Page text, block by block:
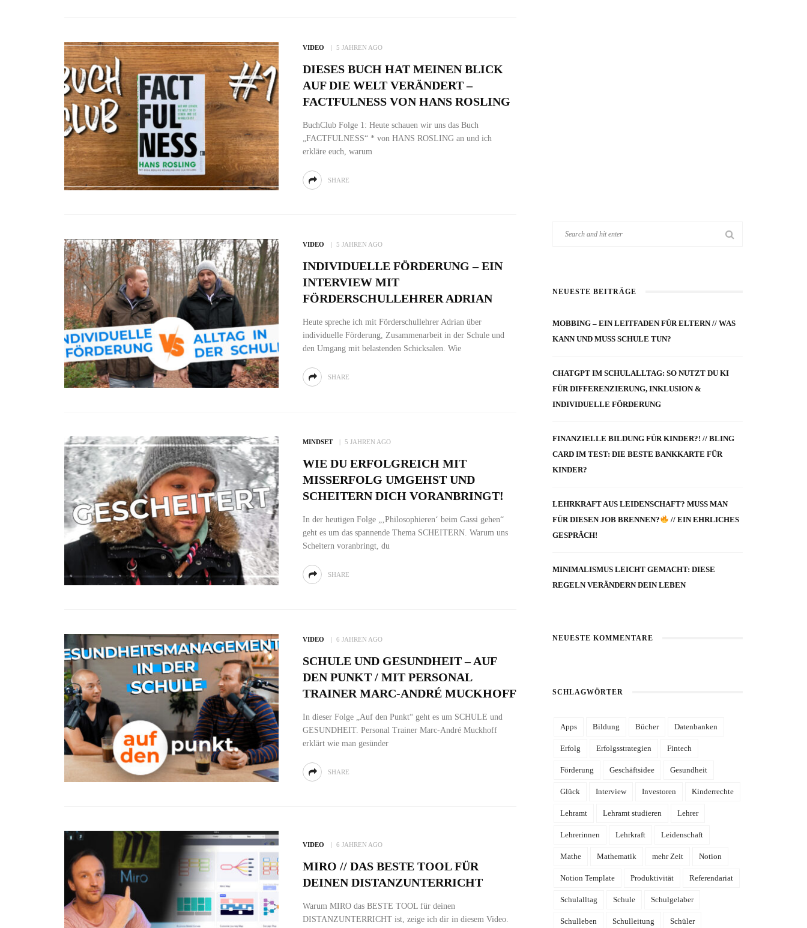
VIDEO 5 JAHREN AGO
DIESES BUCH HAT MEINEN BLICK
AUF DIE WELT VERÄNDERT –
FACTFULNESS VON HANS ROSLING
BuchClub Folge 1: Heute schauen wir uns das Buch
„FACTFULNESS“ * von HANS ROSLING an und ich
erkläre euch, warum
SHARE
VIDEO 5 JAHREN AGO
INDIVIDUELLE FÖRDERUNG – EIN
INTERVIEW MIT
FÖRDERSCHULLEHRER ADRIAN
Heute spreche ich mit Förderschullehrer Adrian über
individuelle Förderung, Zusammenarbeit in der Schule und
den Umgang mit belastenden Schicksalen. Wie
SHARE
MINDSET 5 JAHREN AGO
WIE DU ERFOLGREICH MIT
MISSERFOLG UMGEHST UND
SCHEITERN DICH VORANBRINGT!
In der heutigen Folge „‚Philosophieren‘ beim Gassi gehen“
geht es um das spannende Thema SCHEITERN. Warum uns
Scheitern voranbringt, du
SHARE
VIDEO 6 JAHREN AGO
SCHULE UND GESUNDHEIT – AUF
DEN PUNKT / MIT PERSONAL
TRAINER MARC-ANDRÉ MUCKHOFF
In dieser Folge „Auf den Punkt“ geht es um SCHULE und
GESUNDHEIT. Personal Trainer Marc-André Muckhoff
erklärt wie man gesünder
SHARE
VIDEO 6 JAHREN AGO
MIRO // DAS BESTE TOOL FÜR
DEINEN DISTANZUNTERRICHT
Warum MIRO das BESTE TOOL für deinen
DISTANZUNTERRICHT ist, zeige ich dir in diesem Video.
NEUESTE BEITRÄGE
MOBBING – EIN LEITFADEN FÜR ELTERN // WAS
KANN UND MUSS SCHULE TUN?
CHATGPT IM SCHULALLTAG: SO NUTZT DU KI
FÜR DIFFERENZIERUNG, INKLUSION &
INDIVIDUELLE FÖRDERUNG
FINANZIELLE BILDUNG FÜR KINDER?! // BLING
CARD IM TEST: DIE BESTE BANKKARTE FÜR
KINDER?
LEHRKRAFT AUS LEIDENSCHAFT? MUSS MAN
FÜR DIESEN JOB BRENNEN?
// EIN EHRLICHES
GESPRÄCH!
MINIMALISMUS LEICHT GEMACHT: DIESE
REGELN VERÄNDERN DEIN LEBEN
NEUESTE KOMMENTARE
SCHLAGWÖRTER
Apps Bildung Bücher Datenbanken
Erfolg Erfolgsstrategien Fintech
Förderung Geschäftsidee Gesundheit
Glück Interview Investoren Kinderrechte
Lehramt Lehramt studieren Lehrer
Lehrerinnen Lehrkraft Leidenschaft
Mathe Mathematik mehr Zeit Notion
Notion Template Produktivität Referendariat
Schulalltag Schule Schulgelaber
Schulleben Schulleitung Schüler